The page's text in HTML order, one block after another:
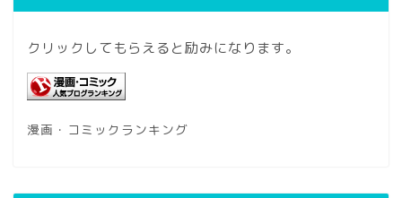
クリックしてもらえると励みになります。
漫画・コミックランキング